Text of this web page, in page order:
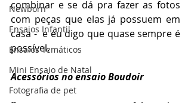
Newborn
Ensaios Infantil
Ensaios Temáticos
Mini Ensaio de Natal
Fotografia de pet
combinar e se dá pra fazer as fotos
com peças que elas já possuem em
casa -  e eu digo que quase sempre é
possível.
Acessórios no ensaio Boudoir